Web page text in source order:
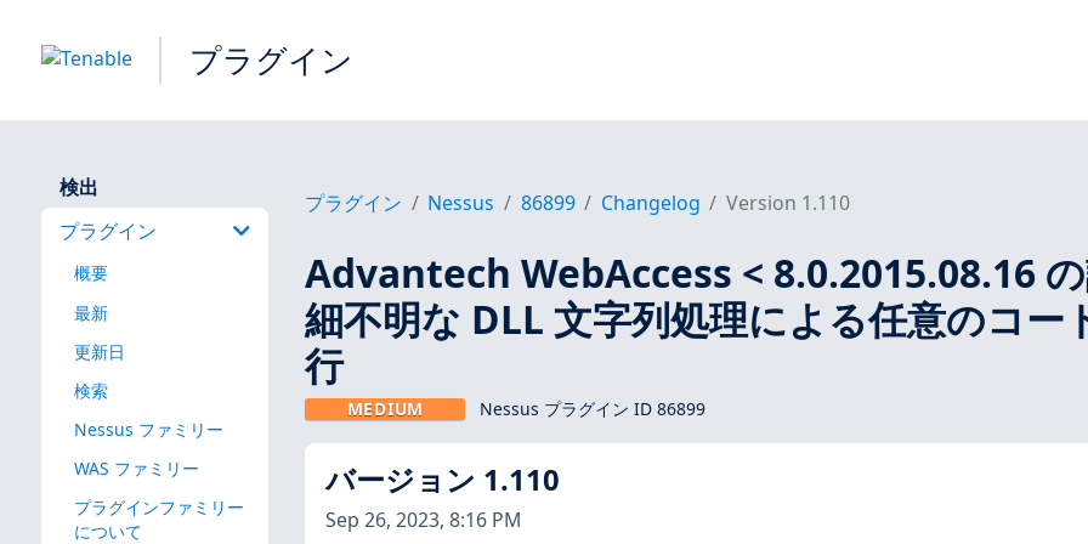
プラグイン
検出
プラグイン
概要
最新
更新日
検索
Nessus ファミリー
WAS ファミリー
プラグインファミリー
について
プラグイン Nessus 86899 Changelog Version 1.110
Advantech WebAccess < 8.0.2015.08.16
細不明な DLL 文字列処理による任意のコー
行
MEDIUM Nessus プラグイン ID 86899
バージョン 1.110
Sep 26, 2023, 8:16 PM